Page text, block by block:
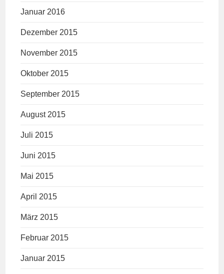
Januar 2016
Dezember 2015
November 2015
Oktober 2015
September 2015
August 2015
Juli 2015
Juni 2015
Mai 2015
April 2015
März 2015
Februar 2015
Januar 2015